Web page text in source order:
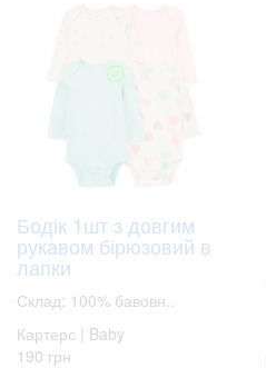
Бодік 1шт з довгим
рукавом бірюзовий в
лапки
Склад: 100% бавовн..
Картерс | Baby
190 грн